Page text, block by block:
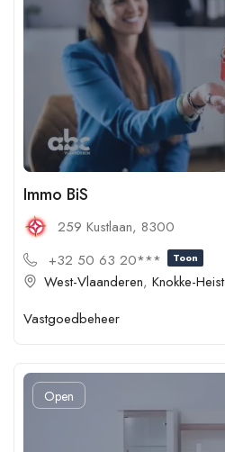
Immo BiS
259 Kustlaan, 8300
+32 50 63 20***
Toon
West-Vlaanderen, Knokke-Heist
Vastgoedbeheer
Open